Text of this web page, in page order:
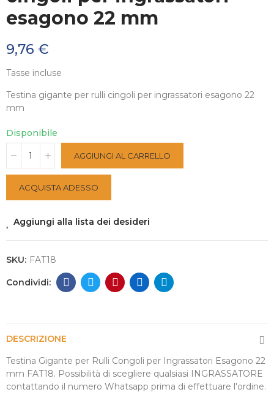
esagono 22 mm
9,76 €
Tasse incluse
Testina gigante per rulli cingoli per ingrassatori esagono 22
mm
Disponibile
AGGIUNGI AL CARRELLO
ACQUISTA ADESSO
Aggiungi alla lista dei desideri
SKU: FAT18
DESCRIZIONE
Testina Gigante per Rulli Congoli per Ingrassatori Esagono 22
mm FAT18. Possibilità di scegliere qualsiasi INGRASSATORE
contattando il numero Whatsapp prima di effettuare l'ordine.